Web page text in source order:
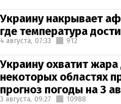
Украину накрывает
где температура
4 августа, 07:33 912
Украину охватит жара
некоторых областях
прогноз погоды на 3
3 августа, 09:27 10988